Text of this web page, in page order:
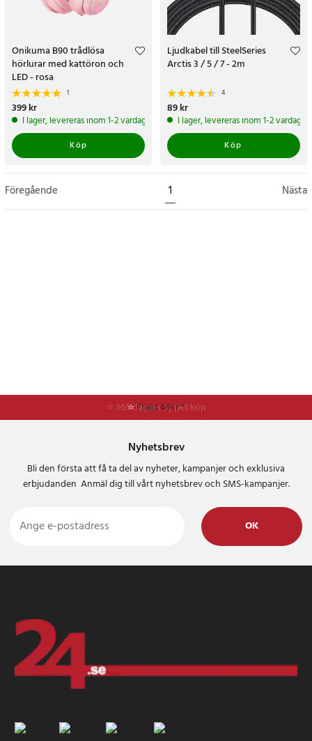
Onikuma B90 trådlösa
hörlurar med kattöron och
LED - rosa
1
Pris:399 kr
399 kr
I lager, levereras inom 1-2 vardagar
Köp
Ljudkabel till SteelSeries
Arctis 3 / 5 / 7 - 2m
4
Pris:89 kr
89 kr
I lager, levereras inom 1-2 vardagar
Köp
Föregående 1 Nästa
⭐ 365 dagars öppet köp
⭐Frakt 49kr *
Nyhetsbrev
Bli den första att få ta del av nyheter, kampanjer och exklusiva
erbjudanden Anmäl dig till vårt nyhetsbrev och SMS-kampanjer.
OK